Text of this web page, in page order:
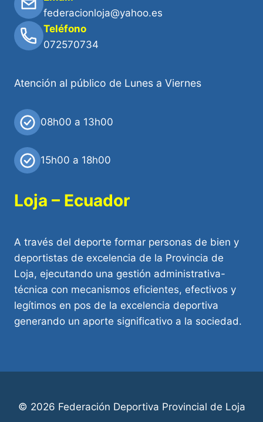
federacionloja@yahoo.es
Teléfono
072570734
Atención al público de Lunes a Viernes
08h00 a 13h00
15h00 a 18h00
Loja – Ecuador
A través del deporte formar personas de bien y
deportistas de excelencia de la Provincia de
Loja, ejecutando una gestión administrativa-
técnica con mecanismos eficientes, efectivos y
legítimos en pos de la excelencia deportiva
generando un aporte significativo a la sociedad.
© 2026 Federación Deportiva Provincial de Loja